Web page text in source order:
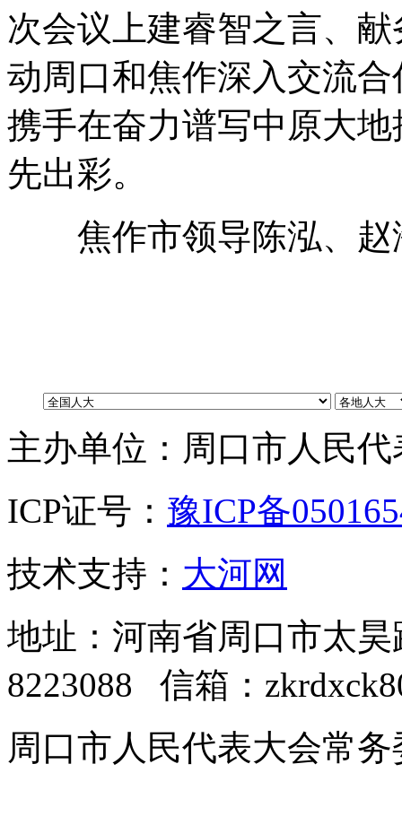
次会议上建睿智之言、
动周口和焦作深入交流
携手在奋力谱写中原大
先出彩。
焦作市领导陈泓、赵
主办单位：周口市人民
ICP证号： 豫ICP备
技术支持： 大河网
地址：河南省周口市太
8223088 信箱：
周口市人民代表大会常